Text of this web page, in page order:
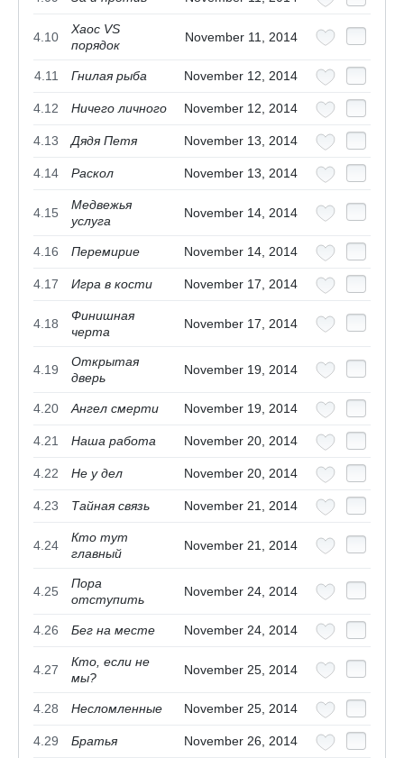
4.10
Хаос VS
порядок
November 11, 2014
4.11 Гнилая рыба November 12, 2014
4.12 Ничего личного November 12, 2014
4.13 Дядя Петя November 13, 2014
4.14 Раскол November 13, 2014
4.15
Медвежья
услуга
November 14, 2014
4.16 Перемирие November 14, 2014
4.17 Игра в кости November 17, 2014
4.18
Финишная
черта
November 17, 2014
4.19
Открытая
дверь
November 19, 2014
4.20 Ангел смерти November 19, 2014
4.21 Наша работа November 20, 2014
4.22 Не у дел November 20, 2014
4.23 Тайная связь November 21, 2014
4.24
Кто тут
главный
November 21, 2014
4.25
Пора
отступить
November 24, 2014
4.26 Бег на месте November 24, 2014
4.27
Кто, если не
мы?
November 25, 2014
4.28 Несломленные November 25, 2014
4.29 Братья November 26, 2014